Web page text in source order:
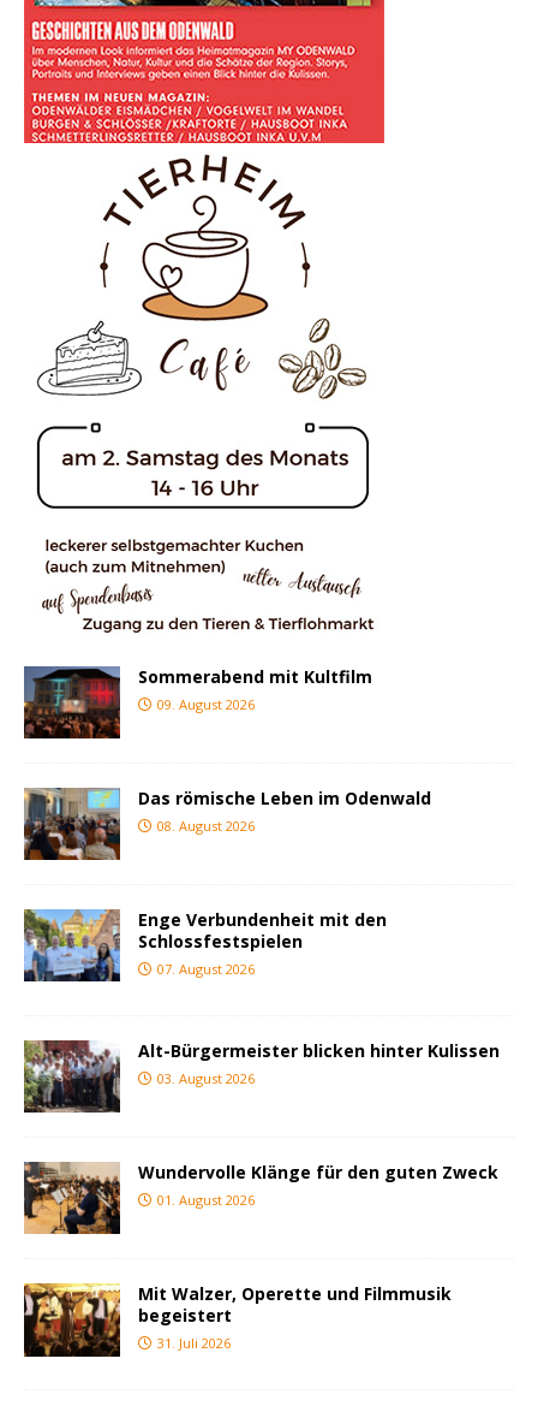
Sommerabend mit Kultfilm
09. August 2026
Das römische Leben im Odenwald
08. August 2026
Enge Verbundenheit mit den
Schlossfestspielen
07. August 2026
Alt-Bürgermeister blicken hinter Kulissen
03. August 2026
Wundervolle Klänge für den guten Zweck
01. August 2026
Mit Walzer, Operette und Filmmusik
begeistert
31. Juli 2026